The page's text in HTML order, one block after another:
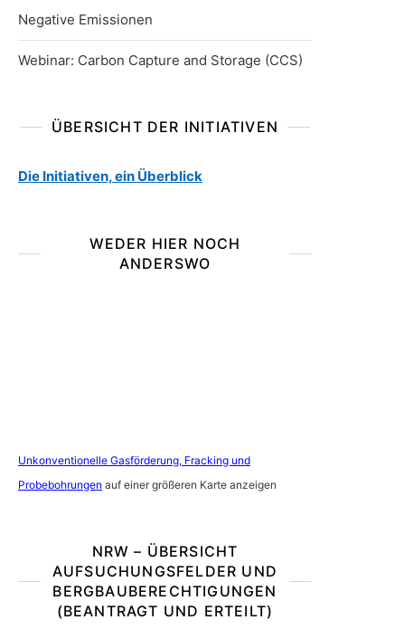
Negative Emissionen
Webinar: Carbon Capture and Storage (CCS)
ÜBERSICHT DER INITIATIVEN
Die Initiativen, ein Überblick
WEDER HIER NOCH
ANDERSWO
Unkonventionelle Gasförderung, Fracking und
Probebohrungen auf einer größeren Karte anzeigen
NRW – ÜBERSICHT
AUFSUCHUNGSFELDER UND
BERGBAUBERECHTIGUNGEN
(BEANTRAGT UND ERTEILT)